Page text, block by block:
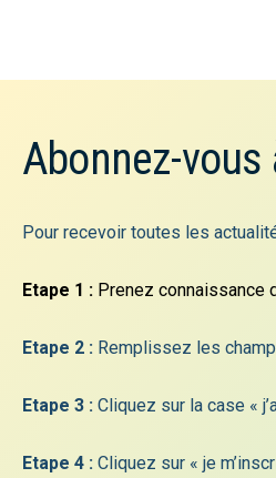
Abonnez-vous
Pour recevoir toutes les
Etape 1 : Prenez connaissance
Etape 2 : Remplissez les
Etape 3 : Cliquez sur la case «
Etape 4 : Cliquez sur « je